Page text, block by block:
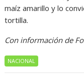
maíz amarillo y lo
tortilla.
Con información de
NACIONAL